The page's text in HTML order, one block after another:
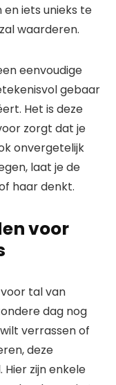
iets unieks te
waarderen.
eenvoudige
gebaar
Het is deze
zorgt dat je
onvergetelijk
laat je de
haar denkt.
voor
tal van
dag nog
verrassen of
deze
zijn enkele